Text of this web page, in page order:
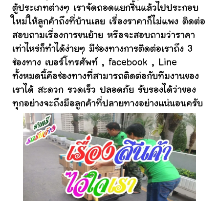
ตู้ประเภทต่างๆ เราจัดถอดแยกชิ้นแล้วไปประกอบ
ใหม่ให้ลูกค้าถึงที่บ้านเลย เรื่องราคาก็ไม่แพง ติดต่อ
สอบถามเรื่องการขนย้าย หรือจะสอบถามว่าราคา
เท่าไหร่ก็ทำได้ง่ายๆ มีช่องทางการติดต่อเราถึง 3
ช่องทาง เบอร์โทรศัพท์ , facebook , Line
ทั้งหมดนี้คือช่องทางที่สามารถติดต่อกับทีมงานของ
เราได้ สะดวก รวดเร็ว ปลอดภัย รับรองได้ว่าของ
ทุกอย่างจะถึงมือลูกค้าที่ปลายทางอย่างแน่นอนครับ